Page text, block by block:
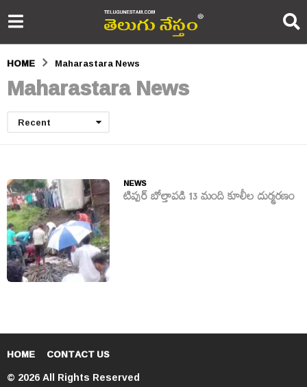
HOME Maharastara News
Maharastara News
Recent
NEWS
టిప్పర్ బోల్తాపడి 13 మంది కూలీల దుర్మరణం
HOME CONTACT US
© 2026 All Rights Reserved